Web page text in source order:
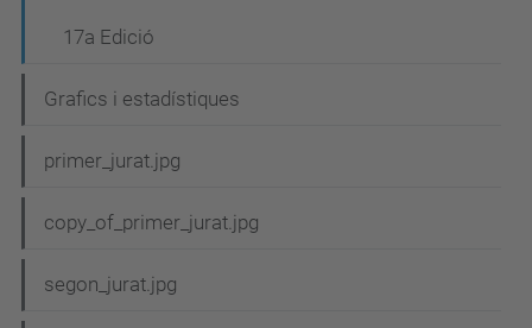
17a Edició
Grafics i estadístiques
primer_jurat.jpg
copy_of_primer_jurat.jpg
segon_jurat.jpg